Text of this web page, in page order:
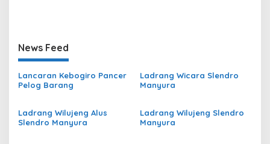
News Feed
Lancaran Kebogiro Pancer
Pelog Barang
Ladrang Wicara Slendro
Manyura
Ladrang Wilujeng Alus
Slendro Manyura
Ladrang Wilujeng Slendro
Manyura